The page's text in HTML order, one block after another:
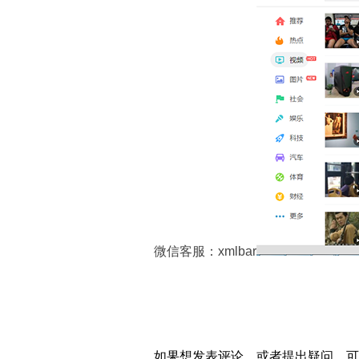
微信客服：xmlbar
如果想发表评论，或者提出疑问，可